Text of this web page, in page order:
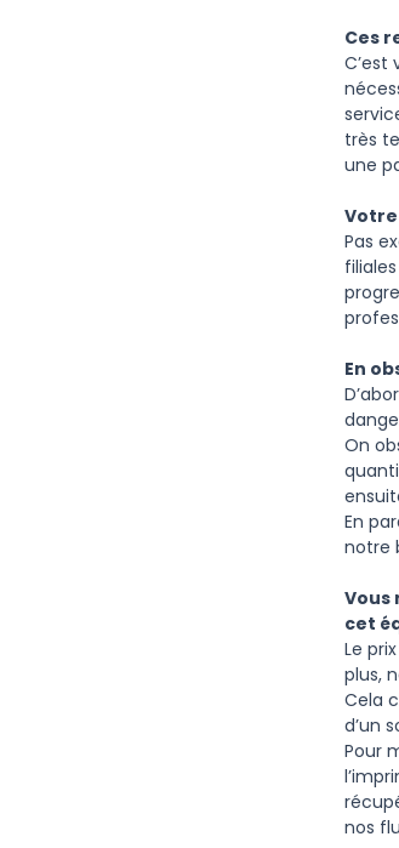
Ces
C’est
très
une
Pas
En
On
En
notre
Vous
cet
Le
plus,
Cela
d’un
Pour
nos